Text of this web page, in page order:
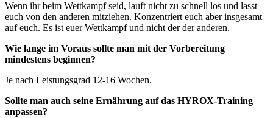
Wenn ihr beim Wettkampf seid, lauft nicht zu schnell los und lasst
euch von den anderen mitziehen. Konzentriert euch aber insgesamt
auf euch. Es ist euer Wettkampf und nicht der der anderen.
Wie lange im Voraus sollte man mit der Vorbereitung
mindestens beginnen?
Je nach Leistungsgrad 12-16 Wochen.
Sollte man auch seine Ernährung auf das HYROX-Training
anpassen?